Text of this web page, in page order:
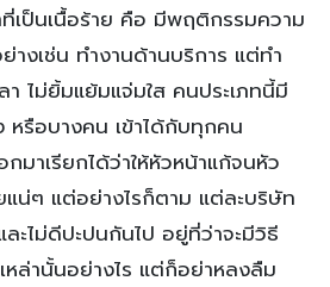
เป็นเนื้อร้าย คือ มีพฤติกรรมความ
างเช่น ทำงานด้านบริการ แต่ทำ
ไม่ยิ้มแย้มแจ่มใส คนประเภทนี้มี
หรือบางคน เข้าได้กับทุกคน
าเรียกได้ว่าให้หัวหน้าแก้จนหัว
น่ๆ แต่อย่างไรก็ตาม แต่ละบริษัท
ไม่ดีปะปนกันไป อยู่ที่ว่าจะมีวิธี
หล่านั้นอย่างไร แต่ก็อย่าหลงลืม